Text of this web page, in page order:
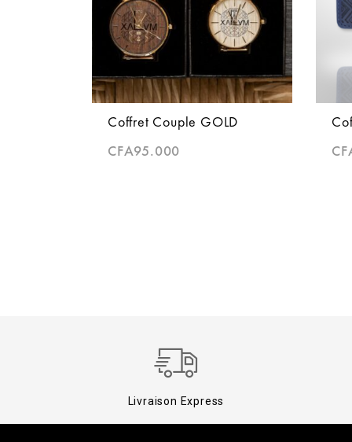
Coffret Couple GOLD
CFA95.000
Livraison Express